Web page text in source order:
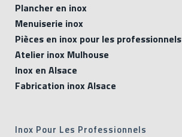
Plancher en inox
Menuiserie inox
Pièces en inox pour les professionnels
Atelier inox Mulhouse
Inox en Alsace
Fabrication inox Alsace
Inox Pour Les Professionnels